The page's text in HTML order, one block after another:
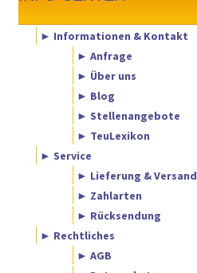
► Informationen & Kontakt
► Anfrage
► Über uns
► Blog
► Stellenangebote
► TeuLexikon
► Service
► Lieferung & Versand
► Zahlarten
► Rücksendung
► Rechtliches
► AGB